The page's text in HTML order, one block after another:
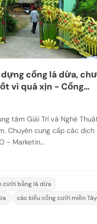
cổng lá dừa,
vì quá xịn - Cổng
Craft Gifts Shop,
tâm Giải Trí và Nghệ
Chuyên cung cấp các dịch
- Marketin...
cưới bằng lá dừa
các kiểu cổng cưới miền Tây